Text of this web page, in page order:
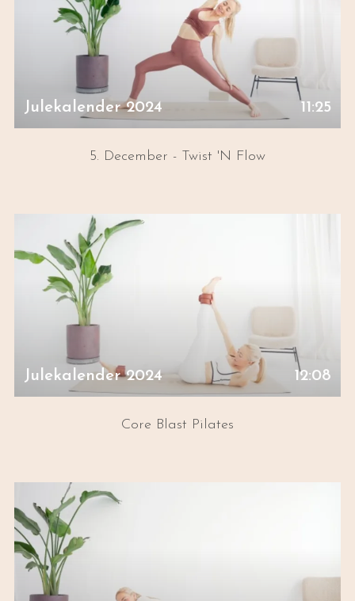
Julekalender 2024 11:25
5. December - Twist 'N Flow
Julekalender 2024 12:08
Core Blast Pilates